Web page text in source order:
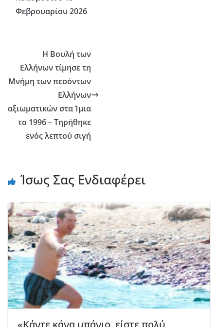
Φεβρουαρίου 2026
Η Βουλή των
Ελλήνων τίμησε τη
Μνήμη των πεσόντων
Ελλήνων
αξιωματικών στα Ίμια
το 1996 – Τηρήθηκε
ενός λεπτού σιγή
Ίσως Σας Ενδιαφέρει